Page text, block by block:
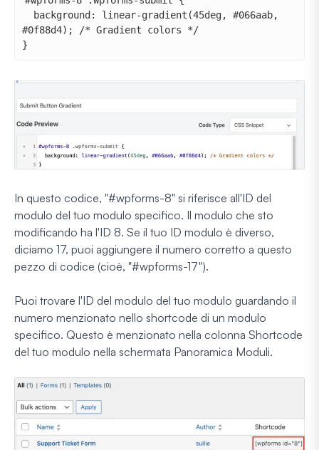
#0f88d4); /* Gradient colors */
}
In questo codice, "#wpforms-8" si riferisce all'ID del
modulo del tuo modulo specifico. Il modulo che sto
modificando ha l'ID 8. Se il tuo ID modulo è diverso,
diciamo 17, puoi aggiungere il numero corretto a questo
pezzo di codice (cioè, "#wpforms-17").
Puoi trovare l'ID del modulo del tuo modulo guardando il
numero menzionato nello shortcode di un modulo
specifico. Questo è menzionato nella colonna Shortcode
del tuo modulo nella schermata Panoramica Moduli.